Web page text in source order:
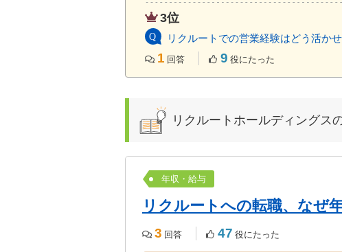
3位
リクルートでの営業経験はどう活か
1 回答 9 役にたった
リクルートホールディングス
年収・給与
リクルートへの転職、なぜ
3 回答 47 役にたった